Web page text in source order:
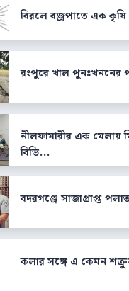
বিরলে বজ্রপাতে এক কৃষি
রংপুরে খাল পুনঃখননের
নীলফামারীর এক মেলায়
বিভি...
বদরগঞ্জে সাজাপ্রাপ্ত
কলার সঙ্গে এ কেমন